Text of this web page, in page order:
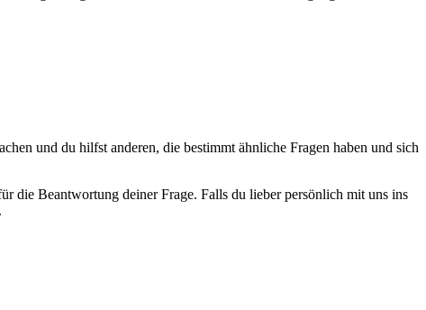
und du hilfst anderen, die bestimmt ähnliche Fragen haben und sich
die Beantwortung deiner Frage. Falls du lieber persönlich mit uns ins